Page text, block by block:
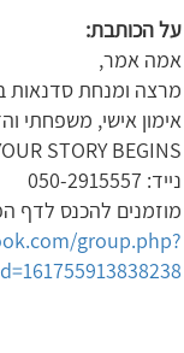
על הכותבת:
אמה אמר,
מרצה ומנחת סדנאות
אימון אישי, משפחתי
STORY BEGINS
נייד: 050-2915557
מוזמנים להכנס לדף
group.php?